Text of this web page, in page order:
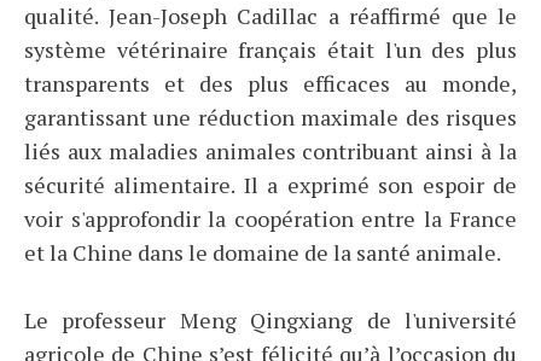
qualité. Jean-Joseph Cadillac a réaffirmé que le
système vétérinaire français était l'un des plus
transparents et des plus efficaces au monde,
garantissant une réduction maximale des risques
liés aux maladies animales contribuant ainsi à la
sécurité alimentaire. Il a exprimé son espoir de
voir s'approfondir la coopération entre la France
et la Chine dans le domaine de la santé animale.
Le professeur Meng Qingxiang de l'université
agricole de Chine s’est félicité qu’à l’occasion du